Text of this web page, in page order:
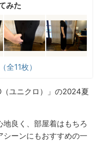
みた
全11枚）
ユニクロ）」の2024夏
良く、部屋着はもちろ
シーンにもおすすめの一